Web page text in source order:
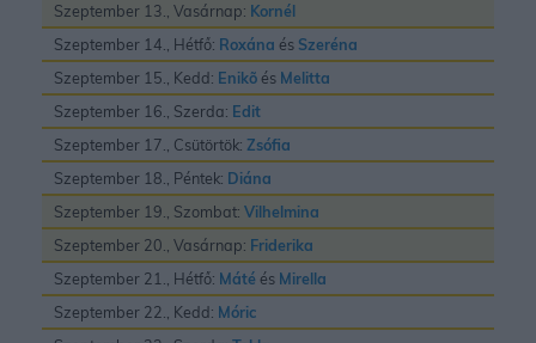
Szeptember 13., Vasárnap: Kornél
Szeptember 14., Hétfő: Roxána és Szeréna
Szeptember 15., Kedd: Enikõ és Melitta
Szeptember 16., Szerda: Edit
Szeptember 17., Csütörtök: Zsófia
Szeptember 18., Péntek: Diána
Szeptember 19., Szombat: Vilhelmina
Szeptember 20., Vasárnap: Friderika
Szeptember 21., Hétfő: Máté és Mirella
Szeptember 22., Kedd: Móric